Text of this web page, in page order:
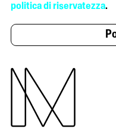
politica di riservatezza.